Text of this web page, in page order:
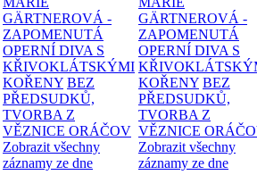
GÄRTNEROVÁ -
ZAPOMENUTÁ
OPERNÍ DIVA S
KŘIVOKLÁTSKÝMI
KOŘENY BEZ
PŘEDSUDKŮ,
TVORBA Z
VĚZNICE ORÁČOV
Zobrazit všechny
záznamy ze dne
GÄRTNEROVÁ -
ZAPOMENUTÁ
OPERNÍ DIVA S
KOŘENY BEZ
PŘEDSUDKŮ,
TVORBA Z
VĚZNICE
Zobrazit všechny
záznamy ze dne